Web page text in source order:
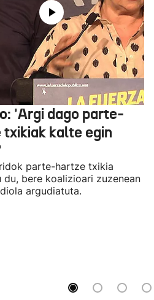
'Argi dago parte-
txikiak kalte egin
parte-hartze txikia
du, bere koalizioari zuzenean
argudiatuta.